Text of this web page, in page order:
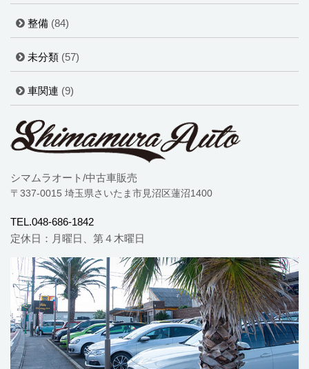
整備 (84)
未分類 (57)
車関連 (9)
シマムラオート/中古車販売
〒337-0015 埼玉県さいたま市見沼区蓮沼1400
TEL.048-686-1842
定休日：月曜日、第４木曜日